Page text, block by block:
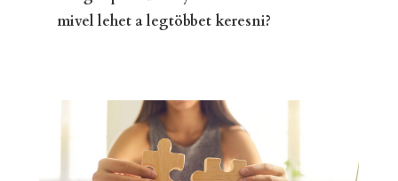
mivel lehet a legtöbbet keresni?